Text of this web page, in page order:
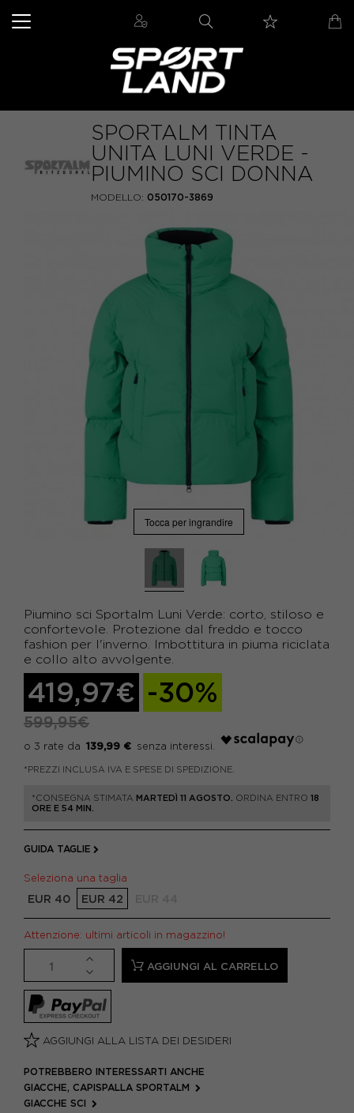
SPORTALM TINTA
UNITA LUNI VERDE -
PIUMINO SCI DONNA
MODELLO: 050170-3869
Tocca per ingrandire
Piumino sci Sportalm Luni Verde: corto, stiloso e
confortevole. Protezione dal freddo e tocco
fashion per l'inverno. Imbottitura in piuma riciclata
e collo alto avvolgente.
419,97€ -30%
599,95€
139,99 €
*PREZZI INCLUSA IVA E SPESE DI SPEDIZIONE.
*CONSEGNA STIMATA MARTEDÌ 11 AGOSTO. ORDINA ENTRO 18
ORE E 54 MIN.
GUIDA TAGLIE
Seleziona una taglia
EUR 40 EUR 42
Attenzione: ultimi articoli in magazzino!
AGGIUNGI AL CARRELLO
AGGIUNGI ALLA LISTA DEI DESIDERI
POTREBBERO INTERESSARTI ANCHE
GIACCHE, CAPISPALLA SPORTALM
GIACCHE SCI